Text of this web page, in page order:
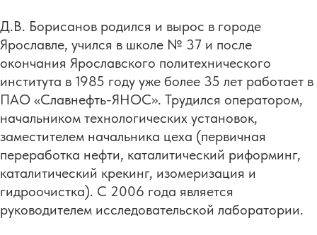
Д.В. Борисанов родился и вырос в городе
Ярославле, учился в школе № 37 и после
окончания Ярославского политехнического
института в 1985 году уже более 35 лет работает в
ПАО «Славнефть-ЯНОС». Трудился оператором,
начальником технологических установок,
заместителем начальника цеха (первичная
переработка нефти, каталитический риформинг,
каталитический крекинг, изомеризация и
гидроочистка). С 2006 года является
руководителем исследовательской лаборатории.